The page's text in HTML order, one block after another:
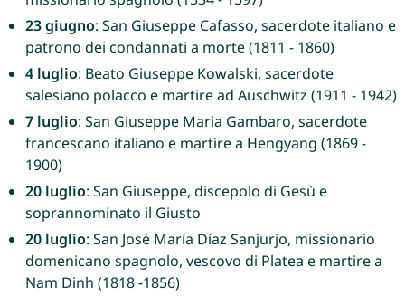
23 giugno: San Giuseppe Cafasso, sacerdote italiano e
patrono dei condannati a morte (1811 - 1860)
4 luglio: Beato Giuseppe Kowalski, sacerdote
salesiano polacco e martire ad Auschwitz (1911 - 1942)
7 luglio: San Giuseppe Maria Gambaro, sacerdote
francescano italiano e martire a Hengyang (1869 -
1900)
20 luglio: San Giuseppe, discepolo di Gesù e
soprannominato il Giusto
20 luglio: San José María Díaz Sanjurjo, missionario
domenicano spagnolo, vescovo di Platea e martire a
Nam Dinh (1818 -1856)